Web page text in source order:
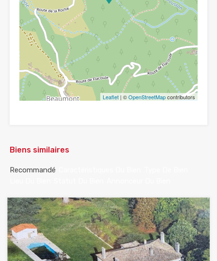
Leaflet | ©OpenStreetMapcontributors
Biens similaires
Recommandé